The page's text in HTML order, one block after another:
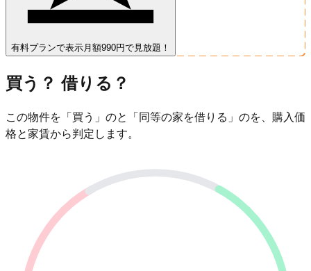
有料プランで表示 月額990円で見放題！
買う？ 借りる？
この物件を「買う」のと「同等の家を借りる」のを、購入価
格と家賃から判定します。